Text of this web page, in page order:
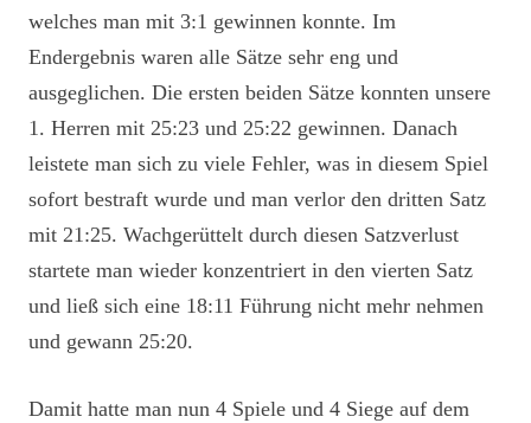
welches man mit 3:1 gewinnen konnte. Im
Endergebnis waren alle Sätze sehr eng und
ausgeglichen. Die ersten beiden Sätze konnten unsere
1. Herren mit 25:23 und 25:22 gewinnen. Danach
leistete man sich zu viele Fehler, was in diesem Spiel
sofort bestraft wurde und man verlor den dritten Satz
mit 21:25. Wachgerüttelt durch diesen Satzverlust
startete man wieder konzentriert in den vierten Satz
und ließ sich eine 18:11 Führung nicht mehr nehmen
und gewann 25:20.
Damit hatte man nun 4 Spiele und 4 Siege auf dem